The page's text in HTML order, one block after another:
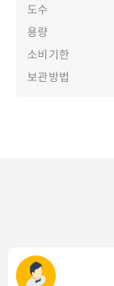
도수
용량
소비기한
보관방법